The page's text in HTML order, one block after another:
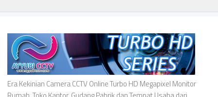
Era Kekinian Camera CCTV Online Turbo HD Megapixel Monitor